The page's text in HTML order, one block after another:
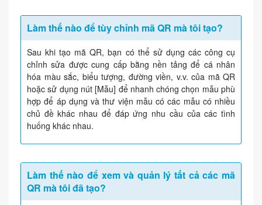
Làm thế nào để tùy chỉnh mã QR mà tôi tạo?
Sau khi tạo mã QR, bạn có thể sử dụng các công cụ
chỉnh sửa được cung cấp bằng nền tảng để cá nhân
hóa màu sắc, biểu tượng, đường viền, v.v. của mã QR
hoặc sử dụng nút [Mẫu] để nhanh chóng chọn mẫu phù
hợp để áp dụng và thư viện mẫu có các mẫu có nhiều
chủ đề khác nhau để đáp ứng nhu cầu của các tình
huống khác nhau.
Làm thế nào để xem và quản lý tất cả các mã
QR mà tôi đã tạo?